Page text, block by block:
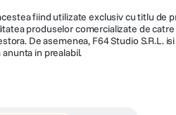
fiind utilizate exclusiv cu titlu de
produselor comercializate de
De asemenea, F64 Studio S.R.L.
in prealabil.